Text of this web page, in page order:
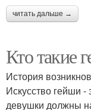
читать дальше →
Кто такие
История
Искусство гейши -
девушки должны